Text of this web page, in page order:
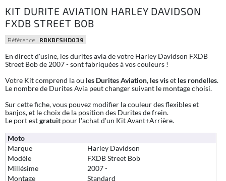
KIT DURITE AVIATION HARLEY DAVIDSON
FXDB STREET BOB
Référence : RBKBFSHD039
En direct d'usine, les durites avia de votre Harley Davidson FXDB
Street Bob de 2007 - sont fabriquées à vos couleurs !
Votre Kit comprend la ou les Durites Aviation, les viset les rondelles.
Le nombre de Durites Avia peut changer suivant le montage choisi.
Sur cette fiche, vous pouvez modifier la couleur des flexibles et
banjos, et le choix de la position des Durites de frein.
Le port estgratuit pour l'achat d'un Kit Avant+Arrière.
Moto
Marque
Harley Davidson
Modèle
FXDB Street Bob
Millésime
2007 -
Montage
Standard